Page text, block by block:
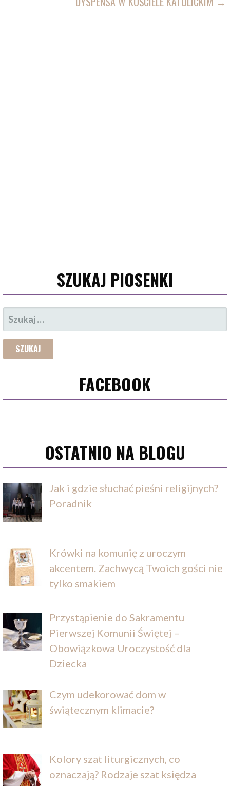
SZUKAJ PIOSENKI
SZUKAJ:
FACEBOOK
OSTATNIO NA BLOGU
Jak i gdzie słuchać pieśni religijnych?
Poradnik
Krówki na komunię z uroczym
akcentem. Zachwycą Twoich gości nie
tylko smakiem
Przystąpienie do Sakramentu
Pierwszej Komunii Świętej –
Obowiązkowa Uroczystość dla
Dziecka
Czym udekorować dom w
świątecznym klimacie?
Kolory szat liturgicznych, co
oznaczają? Rodzaje szat księdza